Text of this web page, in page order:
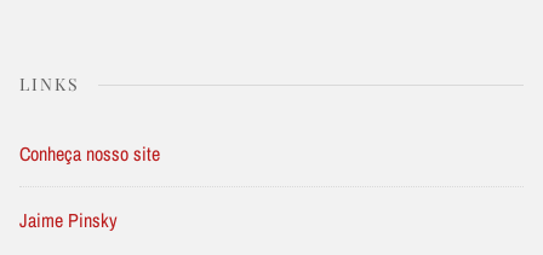
LINKS
Conheça nosso site
Jaime Pinsky